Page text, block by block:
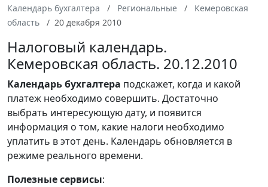
Календарь бухгалтера
Региональные
Кемеровская
область
20 декабря 2010
Налоговый календарь.
Кемеровская область. 20.12.2010
Календарьбухгалтера подскажет, когда и какой
платеж необходимо совершить. Достаточно
выбрать интересующую дату, и появится
информация о том, какие налоги необходимо
уплатить в этот день. Календарь обновляется в
режиме реального времени.
Полезные сервисы: